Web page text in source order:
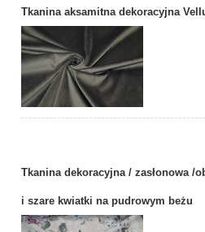
Tkanina aksamitna dekoracyjna
Tkanina dekoracyjna / zasłonowa /
i szare kwiatki na pudrowym beżu